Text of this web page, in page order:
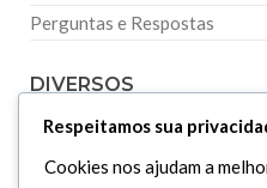
Perguntas e Respostas
DIVERSOS
Respeitamos sua
Cookies nos ajudam a